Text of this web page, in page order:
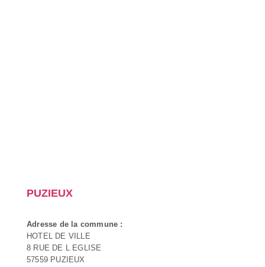
PUZIEUX
Adresse de la commune :
HOTEL DE VILLE
8 RUE DE L EGLISE
57559 PUZIEUX